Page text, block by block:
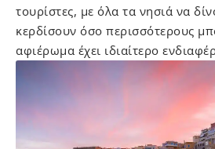
τουρίστες, με όλα τα νησιά να
κερδίσουν όσο περισσότερους
αφιέρωμα έχει ιδιαίτερο